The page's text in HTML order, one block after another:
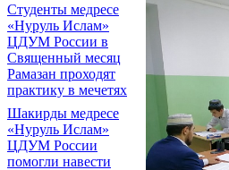
Cтуденты медресе
«Нуруль Ислам»
ЦДУМ России в
Священный месяц
Рамазан проходят
практику в мечетях
Шакирды медресе
«Нуруль Ислам»
ЦДУМ России
помогли навести